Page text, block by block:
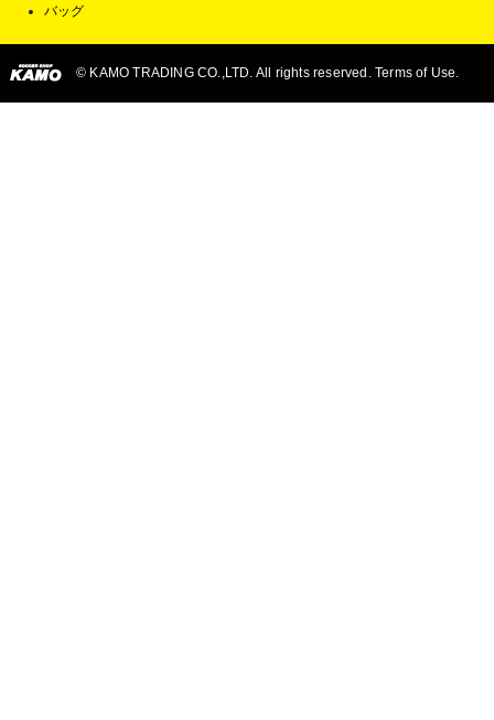
バッグ
© KAMO TRADING CO.,LTD. All rights reserved. Terms of Use.